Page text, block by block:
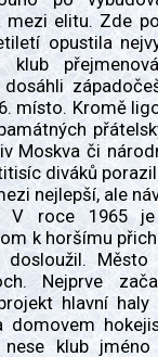
mezi elitu. Zde
opustila
klub
místo. Kromě
Moskva či
diváků
nejlepší, ale
V roce 1965
k horšímu
Nejprve
hlavní haly
domovem
klub jméno